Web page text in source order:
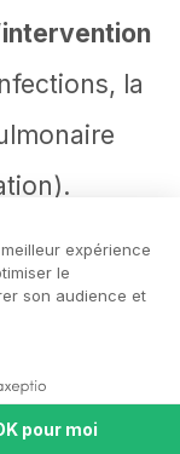
la
plus
après
est encore
qui n’ont